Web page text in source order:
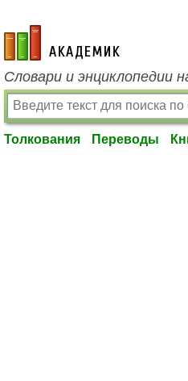
academic.ru
Словари и энциклопедии
Толкования Переводы